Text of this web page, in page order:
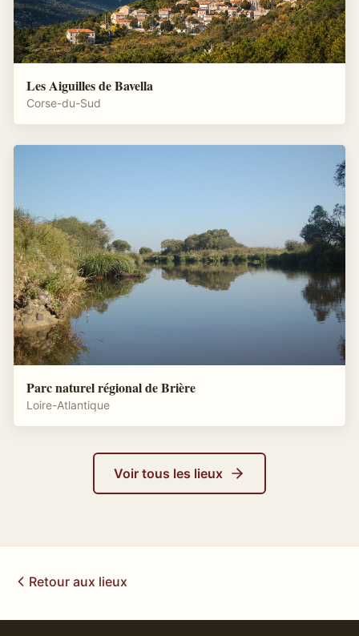
Les Aiguilles de Bavella
Corse-du-Sud
Parc naturel régional de Brière
Loire-Atlantique
Voir tous les lieux
Retour aux lieux